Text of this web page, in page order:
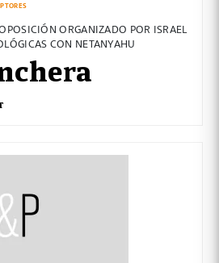
ORGANIZADO POR ISRAEL
CON NETANYAHU